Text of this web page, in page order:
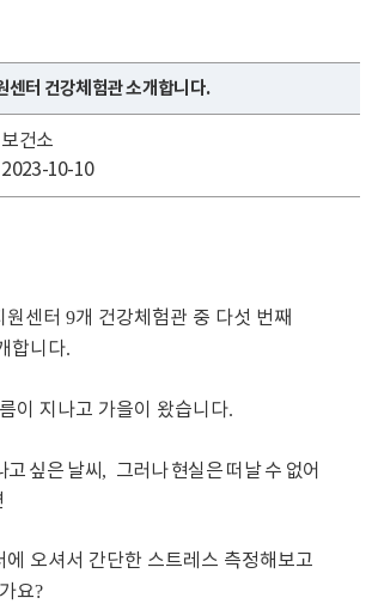
센터 건강체험관 소개합니다.
보건소
2023-10-10
원센터 9개 건강체험관 중 다섯 번째
합니다.
이 지나고 가을이 왔습니다.
고 싶은 날씨 , 그러나 현실은 떠날 수 없어
에 오셔서 간단한 스트레스 측정해보고
요?